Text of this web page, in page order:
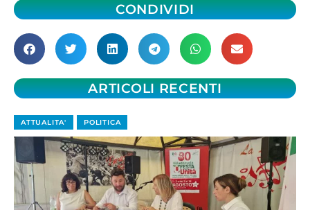
CONDIVIDI
ARTICOLI RECENTI
ATTUALITA' POLITICA